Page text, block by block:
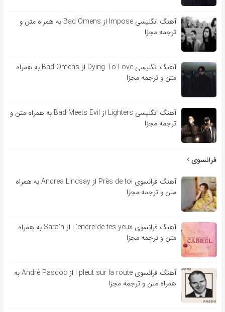
آهنگ انگلیسی Impose از Bad Omens به همراه متن و
ترجمه مجزا
آهنگ انگلیسی Dying To Love از Bad Omens به همراه
متن و ترجمه مجزا
آهنگ انگلیسی Lighters از Bad Meets Evil به همراه متن و
ترجمه مجزا
فرانسوی
آهنگ فرانسوی Près de toi از Andrea Lindsay به همراه
متن و ترجمه مجزا
آهنگ فرانسوی L’encre de tes yeux از Sara’h به همراه
متن و ترجمه مجزا
آهنگ فرانسوی l pleut sur la route از André Pasdoc به
همراه متن و ترجمه مجزا